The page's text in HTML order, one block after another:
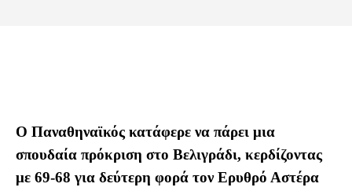
Ο Παναθηναϊκός κατάφερε να πάρει μια
σπουδαία πρόκριση στο Βελιγράδι, κερδίζοντας
με 69-68 για δεύτερη φορά τον Ερυθρό Αστέρα